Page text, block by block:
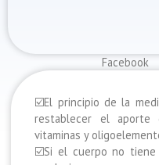
Facebook
☑️El principio de la
restablecer el aporte
vitaminas y
☑️Si el cuerpo no tiene